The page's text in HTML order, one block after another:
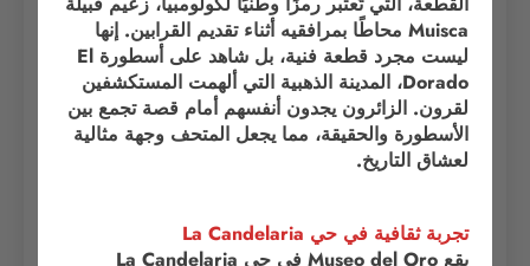
Muisca محاطًا بمرافقيه أثناء تقديم القرابين. إنها
ليست مجرد قطعة فنية، بل شاهد على أسطورة El
Dorado، المدينة الذهبية التي ألهمت المستكشفين
لقرون. الزائرون يجدون أنفسهم أمام قصة تجمع بين
الأسطورة والحقيقة، مما يجعل المتحف وجهة مثالية
لعشاق التاريخ.
تجربة ثقافية في حي La Candelaria
يقع Museo del Oro في حي La Candelaria